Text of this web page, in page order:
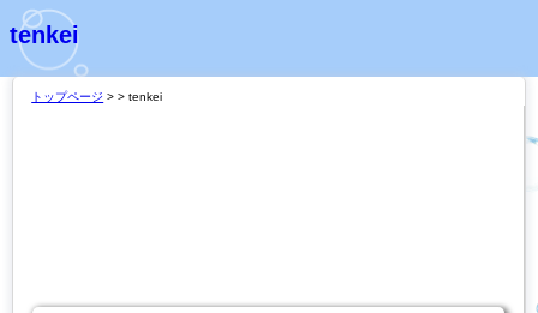
tenkei
トップページ >> tenkei